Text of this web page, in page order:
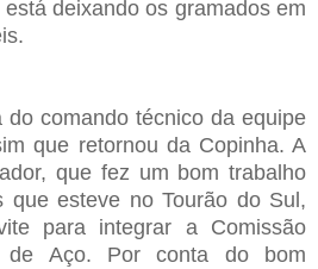
deixando os gramados em
do comando técnico da equipe
que retornou da Copinha. A
que fez um bom trabalho
que esteve no Tourão do Sul,
para integrar a Comissão
de Aço. Por conta do bom